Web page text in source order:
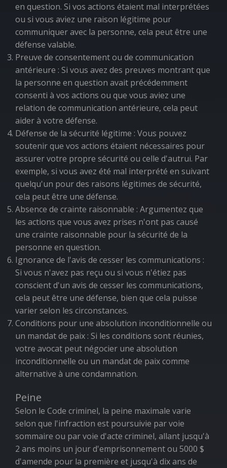
en question. Si vos actions étaient mal interprétées
ou si vous aviez une raison légitime pour
communiquer avec la personne, cela peut être une
défense valable.
Preuve de consentement ou de communication
antérieure : Si vous avez des preuves montrant que
la personne en question avait précédemment
consenti à vos actions ou que vous aviez une
relation de communication antérieure, cela peut
aider à votre défense.
Défense de la sécurité légitime : Vous pouvez
soutenir que vos actions étaient nécessaires pour
assurer votre propre sécurité ou celle d'autrui. Par
exemple, si vous avez été mal interprété en suivant
quelqu'un pour des raisons légitimes de sécurité,
cela peut être une défense.
Absence de crainte raisonnable : Argumentez que
les actions que vous avez prises n'ont pas causé
une crainte raisonnable pour la sécurité de la
personne en question.
Ignorance de l'avis de cesser les communications :
Si vous n'avez pas reçu ou si vous n'étiez pas
conscient d'un avis de cesser les communications,
cela peut être une défense, bien que cela puisse
varier selon les circonstances.
Conditions pour une absolution inconditionnelle ou
un mandat de paix : Si les conditions sont réunies,
votre avocat peut négocier une absolution
inconditionnelle ou un mandat de paix comme
alternative à une condamnation.
Peine
Selon le Code criminel, la peine maximale varie
selon que l'infraction est poursuivie par voie
sommaire ou par voie d'acte criminel, allant jusqu'à
2 ans moins un jour d'emprisonnement ou 5000 $
d'amende pour la première et jusqu'à dix ans de